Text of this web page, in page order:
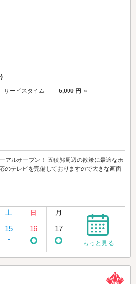
サービスタイム
6,000 円 ～
アルオープン！ 五稜郭周辺の散策に最適なホ
のテレビを完備しておりますので大きな画面
土 日 月
15
-
16 17
もっと見る